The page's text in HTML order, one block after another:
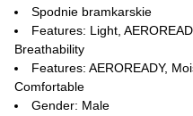
Spodnie bramkarskie
Features: Light,
Breathability
Features: AEROREADY,
Comfortable
Gender: Male